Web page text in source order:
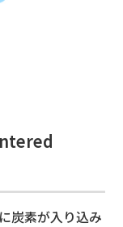
炭素が入り込み